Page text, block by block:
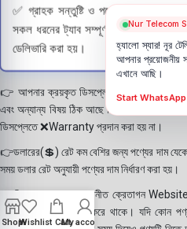
✅ গ্রাহক সন্তুষ্টি ও পণ্যের স্বচ্ছতা
সকল ধরনের ট্যাব সম্পূর্ণরূপে যাচাই
ডেলিভারি করা হয়।
👉 আপনার ক্রয়কৃত ডিসপ্লে স্থায়ী ভাবে লাগানোর
এবং অন্যান্য বিষয় ঠিক আছে কিনা। শতভাগ
ডিসপ্লেতে ❌Warranty প্রদান করা হয় না।
👉ডলারের(💲) রেট কম বেশির জন্য পণ্যের দাম
সময় ডলার রেট অনুযায়ী পণ্যের দাম নির্ধারণ করা হয়।
👉বিঃ দ্রঃ- আমাদের সম্মানীত ক্রেতাগন
ফোন করে পণ্য Order করে থাকে। যদি কোন
ShopWishlist CartMy account
Nur Telecom
হ্যালো স্যার! নূর
আপনার প্রয়োজনীয়
এখানে আছি।
Start